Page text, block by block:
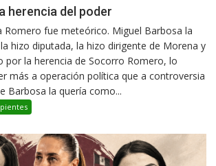
herencia del poder
Romero fue meteórico. Miguel Barbosa la
hizo diputada, la hizo dirigente de Morena y
por la herencia de Socorro Romero, lo
más a operación política que a controversia
Barbosa la quería como...